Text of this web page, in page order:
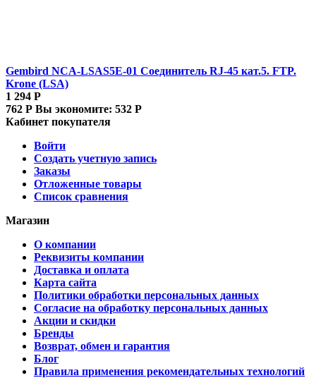
Gembird NCA-LSAS5E-01 Соединитель RJ-45 кат.5. FTP.
Krone (LSA)
1 294 Р
762 Р Вы экономите: 532 Р
Кабинет покупателя
Войти
Создать учетную запись
Заказы
Отложенные товары
Список сравнения
Магазин
О компании
Реквизиты компании
Доставка и оплата
Карта сайта
Политики обработки персональных данных
Согласие на обработку персональных данных
Акции и скидки
Бренды
Возврат, обмен и гарантия
Блог
Правила применения рекомендательных технологий